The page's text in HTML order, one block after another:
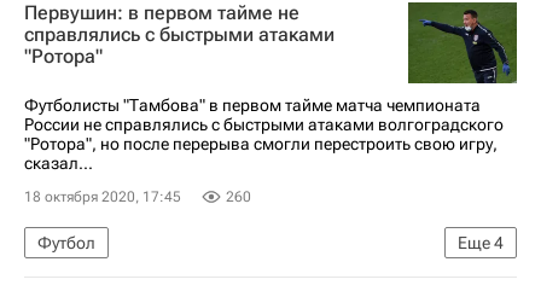
Первушин: в первом тайме не
справлялись с быстрыми атаками
"Ротора"
Футболисты "Тамбова" в первом тайме матча чемпионата
России не справлялись с быстрыми атаками волгоградского
"Ротора", но после перерыва смогли перестроить свою игру,
сказал...
18 октября 2020, 17:45 260
Еще4
Футбол
РПЛ 2026-2027 (Чемпионат России по футболу)